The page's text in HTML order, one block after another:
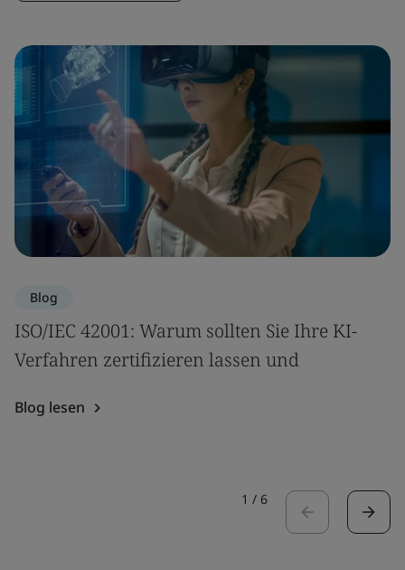
Blog
ISO/IEC 42001: Warum sollten Sie Ihre KI-
Verfahren zertifizieren lassen und
Blog lesen
1 / 6